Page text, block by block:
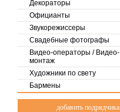
Декораторы
Официанты
Звукорежиссеры
Свадебные фотографы
Видео-операторы / Видео-
монтаж
Художники по свету
Бармены
добавить подрядчика